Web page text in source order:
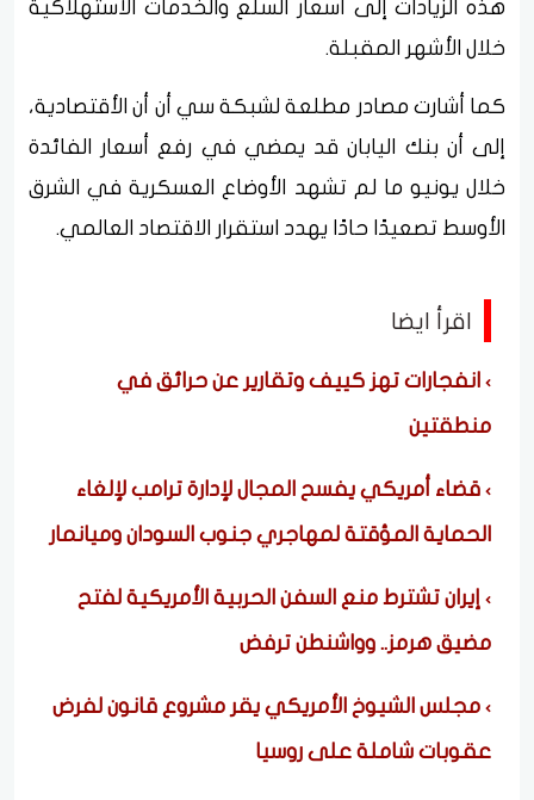
هذه الزيادات إلى أسعار السلع والخدمات الاستهلاكية
خلال الأشهر المقبلة.
كما أشارت مصادر مطلعة لشبكة سي أن أن الأقتصادية،
إلى أن بنك اليابان قد يمضي في رفع أسعار الفائدة
خلال يونيو ما لم تشهد الأوضاع العسكرية في الشرق
الأوسط تصعيدًا حادًا يهدد استقرار الاقتصاد العالمي.
اقرأ ايضا
انفجارات تهز كييف وتقارير عن حرائق في
منطقتين
قضاء أمريكي يفسح المجال لإدارة ترامب لإلغاء
الحماية المؤقتة لمهاجري جنوب السودان وميانمار
إيران تشترط منع السفن الحربية الأمريكية لفتح
مضيق هرمز.. وواشنطن ترفض
مجلس الشيوخ الأمريكي يقر مشروع قانون لفرض
عقوبات شاملة على روسيا